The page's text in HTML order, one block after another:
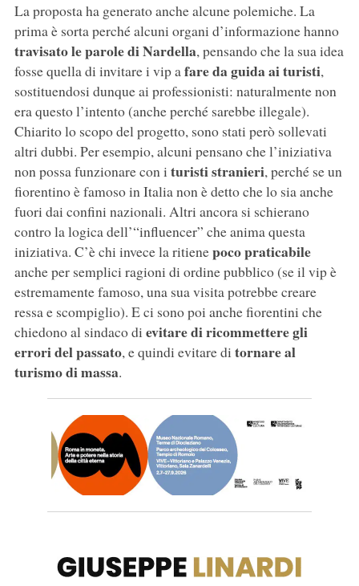
La proposta ha generato anche alcune polemiche. La
prima è sorta perché alcuni organi d’informazione hanno
travisato le parole di Nardella, pensando che la sua idea
fosse quella di invitare i vip afare da guida ai turisti,
sostituendosi dunque ai professionisti: naturalmente non
era questo l’intento (anche perché sarebbe illegale).
Chiarito lo scopo del progetto, sono stati però sollevati
altri dubbi. Per esempio, alcuni pensano che l’iniziativa
non possa funzionare con i turisti stranieri, perché se un
fiorentino è famoso in Italia non è detto che lo sia anche
fuori dai confini nazionali. Altri ancora si schierano
contro la logica dell’“influencer” che anima questa
iniziativa. C’è chi invece la ritienepoco praticabile
anche per semplici ragioni di ordine pubblico (se il vip è
estremamente famoso, una sua visita potrebbe creare
ressa e scompiglio). E ci sono poi anche fiorentini che
chiedono al sindaco di evitare di ricommettere gli
errori del passato, e quindi evitare di tornare al
turismo di massa.